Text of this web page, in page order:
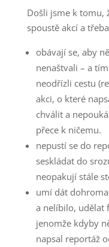
Došli jsme k tomu,
spoustě akcí a
obávají se, aby
nenaštvali – a
neodřízli cestu
akci, o které
chválit a
přece k ničemu.
nepustí se do
seskládat do
neopakují stále
umí dát
a nelíbilo, udělat
jenomže kdyby
napsal reportáž